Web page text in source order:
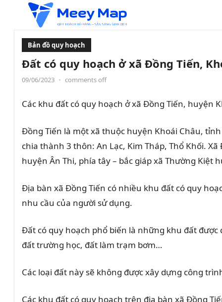
Bản đồ quy hoạch
Đất có quy hoạch ở xã Đồng Tiến,
09/06/2023 • comments off
Các khu đất có quy hoạch ở xã Đồng Tiến, huyện
Đồng Tiến là một xã thuộc huyện Khoái Châu,
chia thành 3 thôn: An Lạc, Kim Tháp, Thổ Khối.
huyện Ân Thi, phía tây – bắc giáp xã Thường Kiệt
Địa bàn xã Đồng Tiến có nhiều khu đất có quy
nhu cầu của người sử dụng.
Đất có quy hoạch phổ biến là những khu đất
đất trường học, đất làm trạm bơm…
Các loại đất này sẽ không được xây dựng công
Các khu đất có quy hoạch trên địa bàn xã Đồng